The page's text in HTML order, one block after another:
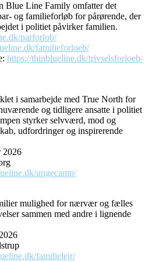
Blue Line Family omfatter det
og familieforløb for pårørende, der
i politiet påvirker familien.
parforlob/
familieforloeb/
https://thinblueline.dk/trivselsforloeb-
i samarbejde med True North for
og tidligere ansatte i politiet
styrker selvværd, mod og
udfordringer og inspirerende
2026
ungecamp/
mulighed for nærvær og fælles
sammen med andre i lignende
familielejr/